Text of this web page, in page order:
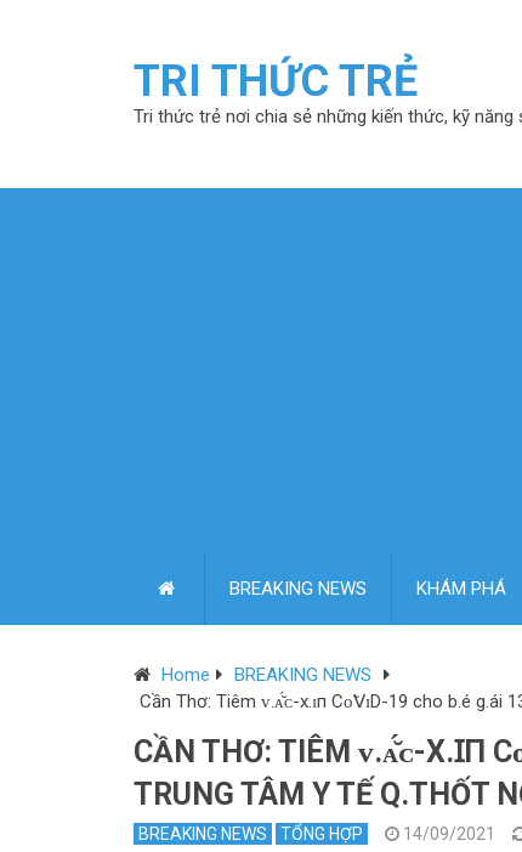
TRI THỨC TRẺ
Tri thức trẻ nơi chia sẻ những kiến thức, kỹ năng
BREAKING NEWS KHÁM PHÁ
Home
BREAKING NEWS
Cần Thơ: Tiêm ᴠ.ᴀ̆́ᴄ-х.ɪп Сᴏ̃𝖵ɪD-19 cho b.é g.ái
CẦN THƠ: TIÊM ᴠ.ᴀ̆́ᴄ-Х.ꞮП
TRUNG TÂM Y TẾ Q.THỐT
BREAKING NEWS TỔNG HỢP 14/09/2021